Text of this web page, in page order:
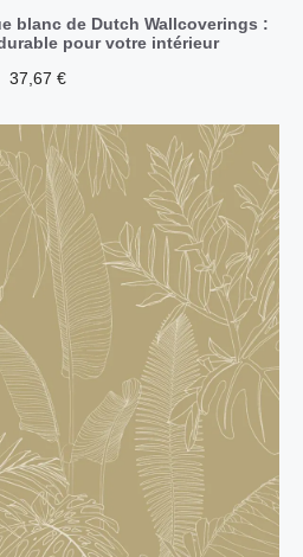
blanc de Dutch Wallcoverings :
pour votre intérieur
37,67 €